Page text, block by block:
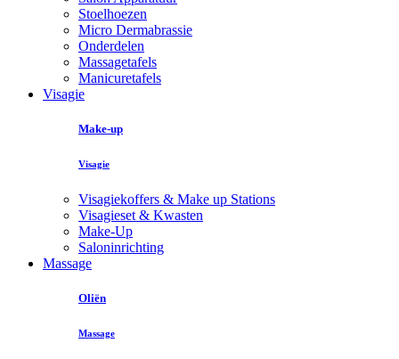
Stoelhoezen
Micro Dermabrassie
Onderdelen
Massagetafels
Manicuretafels
Visagie
Make-up
Visagie
Visagiekoffers & Make up Stations
Visagieset & Kwasten
Make-Up
Saloninrichting
Massage
Oliën
Massage